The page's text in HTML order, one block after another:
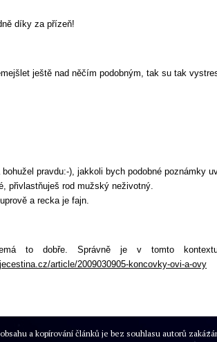
díky za přízeň!
ještě nad něčím podobným, tak su tak
pravdu:-), jakkoli bych podobné poznámky
přivlastňuješ rod mužský neživotný.
a recka je fajn.
to dobře. Správně je v tomto
article/2009030905-koncovky-ovi-a-ovy
a kopírování článků je bez souhlasu autorů